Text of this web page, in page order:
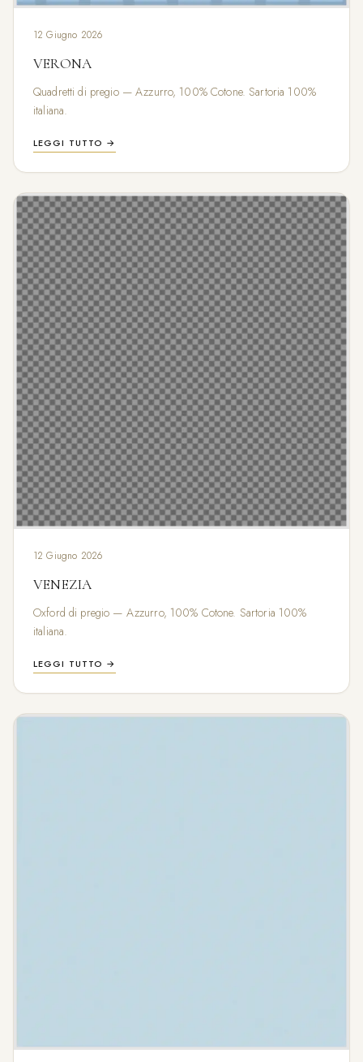
12 Giugno 2026
VERONA
Quadretti di pregio — Azzurro, 100% Cotone. Sartoria 100%
italiana.
LEGGI TUTTO →
12 Giugno 2026
VENEZIA
Oxford di pregio — Azzurro, 100% Cotone. Sartoria 100%
italiana.
LEGGI TUTTO →